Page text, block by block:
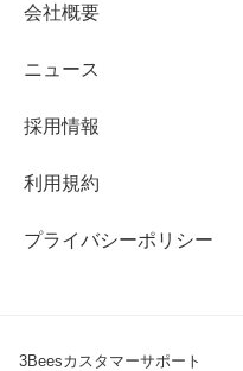
会社概要
ニュース
採用情報
利用規約
プライバシーポリシー
3Beesカスタマーサポート